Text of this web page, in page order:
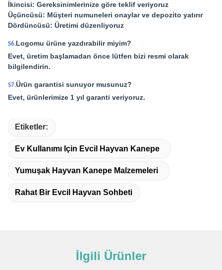
İkincisi: Gereksinimlerinize göre teklif veriyoruz
Üçüncüsü: Müşteri numuneleri onaylar ve depozito yatırır
Dördüncüsü: Üretimi düzenliyoruz
S6.Logomu ürüne yazdırabilir miyim?
Evet, üretim başlamadan önce lütfen bizi resmi olarak
bilgilendirin.
S7.Ürün garantisi sunuyor musunuz?
Evet, ürünlerimize 1 yıl garanti veriyoruz.
Etiketler:
Ev Kullanımı Için Evcil Hayvan Kanepe
Yumuşak Hayvan Kanepe Malzemeleri
Rahat Bir Evcil Hayvan Sohbeti
İlgili Ürünler